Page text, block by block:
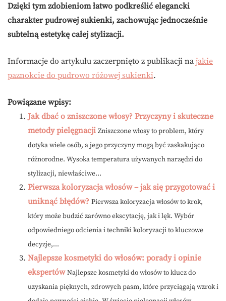
Dzięki tym zdobieniom łatwo podkreślić elegancki
charakter pudrowej sukienki, zachowując jednocześnie
subtelną estetykę całej stylizacji.
Informacje do artykułu zaczerpnięto z publikacji na jakie
paznokcie do pudrowo różowej sukienki.
Powiązane wpisy:
Jak dbać o zniszczone włosy? Przyczyny i skuteczne
metody pielęgnacji Zniszczone włosy to problem, który
dotyka wiele osób, a jego przyczyny mogą być zaskakująco
różnorodne. Wysoka temperatura używanych narzędzi do
stylizacji, niewłaściwe...
Pierwsza koloryzacja włosów – jak się przygotować i
uniknąć błędów? Pierwsza koloryzacja włosów to krok,
który może budzić zarówno ekscytację, jak i lęk. Wybór
odpowiedniego odcienia i techniki koloryzacji to kluczowe
decyzje,...
Najlepsze kosmetyki do włosów: porady i opinie
ekspertów Najlepsze kosmetyki do włosów to klucz do
uzyskania pięknych, zdrowych pasm, które przyciągają wzrok i